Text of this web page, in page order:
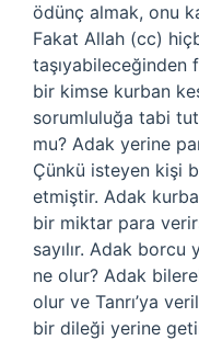
ödünç almak, onu
Fakat Allah (cc)
taşıyabileceğinden
bir kimse kurban
sorumluluğa tabi
mu? Adak yerine
Çünkü isteyen kişi
etmiştir. Adak
bir miktar para
sayılır. Adak borcu
ne olur? Adak
olur ve Tanrı’ya
bir dileği yerine